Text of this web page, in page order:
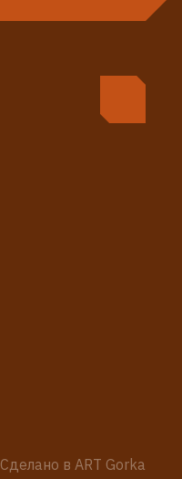
Сделано в ART Gorka